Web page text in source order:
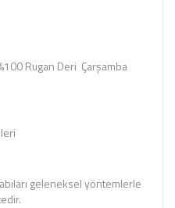
Rugan Deri Çarşamba
geleneksel yöntemlerle